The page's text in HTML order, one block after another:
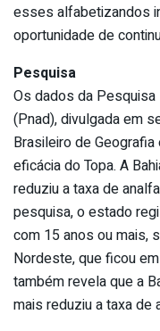
esses alfabetizandos
oportunidade de
Pesquisa
Os dados da
(Pnad), divulgada em
Brasileiro de
eficácia do Topa. A
reduziu a taxa de
pesquisa, o estado
com 15 anos ou mais,
Nordeste, que ficou
também revela que a
mais reduziu a taxa de